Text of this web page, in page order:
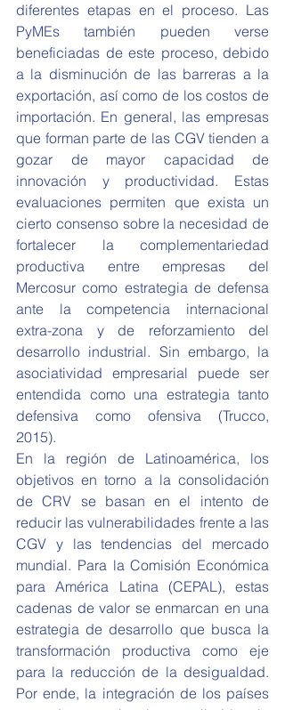
diferentes etapas en el proceso. Las
PyMEs también pueden verse
beneficiadas de este proceso, debido
a la disminución de las barreras a la
exportación, así como de los costos de
importación. En general, las empresas
que forman parte de las CGV tienden a
gozar de mayor capacidad de
innovación y productividad. Estas
evaluaciones permiten que exista un
cierto consenso sobre la necesidad de
fortalecer la complementariedad
productiva entre empresas del
Mercosur como estrategia de defensa
ante la competencia internacional
extra-zona y de reforzamiento del
desarrollo industrial. Sin embargo, la
asociatividad empresarial puede ser
entendida como una estrategia tanto
defensiva como ofensiva (Trucco,
2015).
En la región de Latinoamérica, los
objetivos en torno a la consolidación
de CRV se basan en el intento de
reducir las vulnerabilidades frente a las
CGV y las tendencias del mercado
mundial. Para la Comisión Económica
para América Latina (CEPAL), estas
cadenas de valor se enmarcan en una
estrategia de desarrollo que busca la
transformación productiva como eje
para la reducción de la desigualdad.
Por ende, la integración de los países